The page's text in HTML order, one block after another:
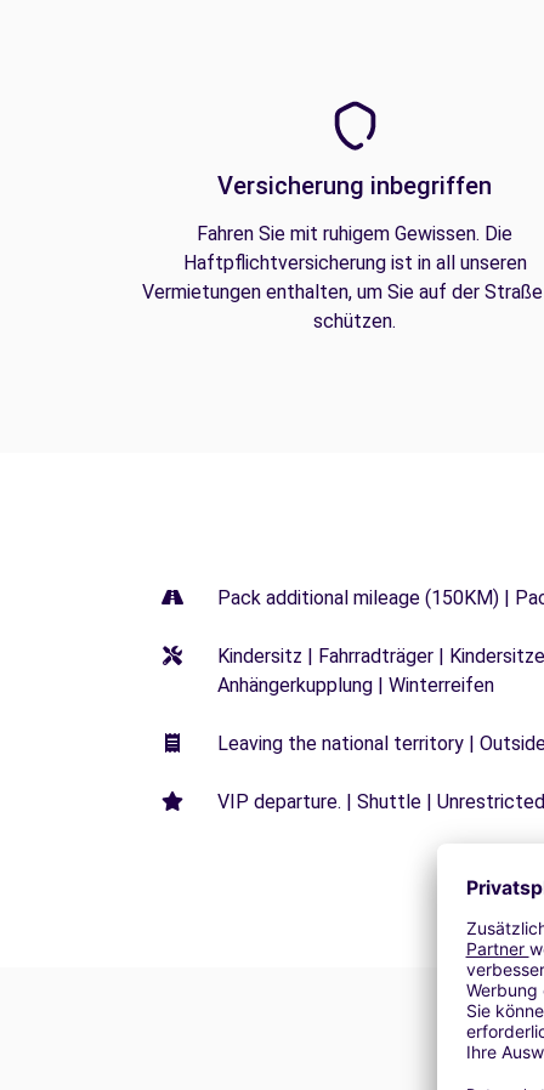
Versicherung inbegriffen
Fahren Sie mit ruhigem Gewissen. Die
Haftpflichtversicherung ist in all unseren
Vermietungen enthalten, um Sie auf der
schützen.
Pack additional mileage (150KM) |
Kindersitz | Fahrradträger |
Anhängerkupplung | Winterreifen
Leaving the national territory |
VIP departure. | Shuttle |